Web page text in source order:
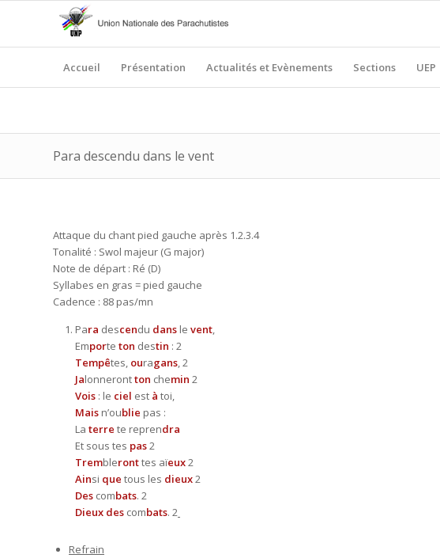
Accueil Présentation Actualités et Evènements Sections UEP
Para descendu dans le vent
Attaque du chant pied gauche après 1.2.3.4
Tonalité : Swol majeur (G major)
Note de départ : Ré (D)
Syllabes en gras = pied gauche
Cadence : 88 pas/mn
Para descendu dans le vent,
Emporte ton destin : 2
Tempêtes, ouragans, 2
Jalonnerontton chemin 2
Vois : le ciel est à toi,
Mais n’oublie pas :
La terre te reprendra
Et sous tes pas2
Trembleronttes aïeux2
Ainsi que tous les dieux2
Des combats. 2
Dieux des combats. 2
Refrain